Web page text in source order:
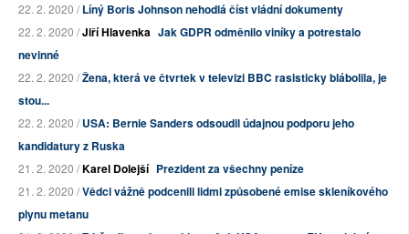
22. 2. 2020 /Líný Boris Johnson nehodlá číst vládní dokumenty
22. 2. 2020 /Jiří Hlavenka Jak GDPR odměnilo viníky a potrestalo
nevinné
22. 2. 2020 /Žena, která ve čtvrtek v televizi BBC rasisticky blábolila, je
stou...
22. 2. 2020 /USA: Bernie Sanders odsoudil údajnou podporu jeho
kandidatury z Ruska
21. 2. 2020 /Karel Dolejší Prezident za všechny peníze
21. 2. 2020 /Vědci vážně podcenili lidmi způsobené emise skleníkového
plynu metanu